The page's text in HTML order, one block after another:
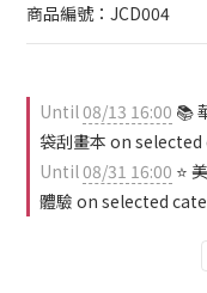
商品編號：JCD004
Until08/13 16:00 📚
袋刮畫本 on
Until08/31 16:00 ⭐
體驗 on selected